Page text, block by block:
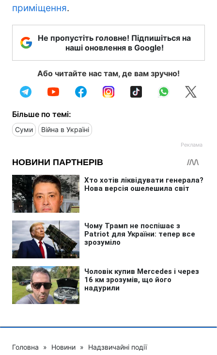
приміщення.
Не пропустіть головне! Підпишіться на
наші оновлення в Google!
Або читайте нас там, де вам зручно!
Більше по темі:
Суми Війна в Україні
Головна » Новини » Надзвичайні події